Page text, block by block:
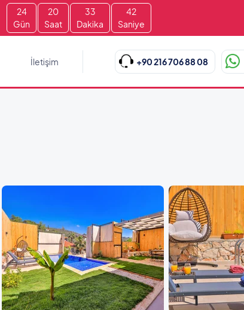
24
Gün
20
Saat
33
Dakika
40
Saniye
İletişim +90 216 706 88 08